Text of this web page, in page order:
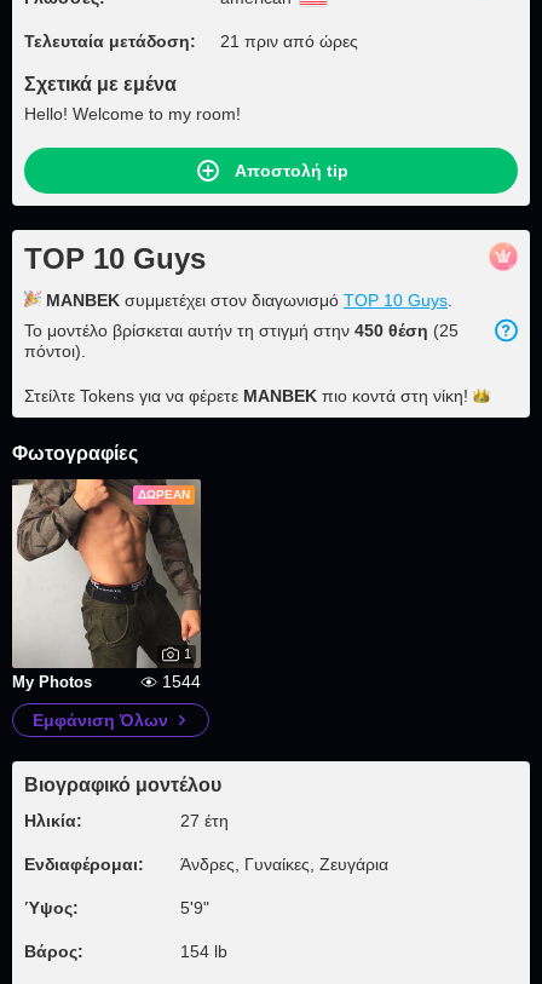
Τελευταία μετάδοση: 21 πριν από ώρες
Σχετικά με εμένα
Hello! Welcome to my room!
Αποστολή tip
TOP 10 Guys
MANBEK συμμετέχει στον διαγωνισμό TOP 10 Guys
Το μοντέλο βρίσκεται αυτήν τη στιγμή στην 450 θέση (25
πόντοι).
Στείλτε Tokens για να φέρετε MANBEK πιο κοντά στη νίκη!
Φωτογραφίες
ΔΩΡΕΆΝ
1
My Photos
1544
Εμφάνιση Όλων
Βιογραφικό μοντέλου
Ηλικία: 27 έτη
Ενδιαφέρομαι: Άνδρες, Γυναίκες, Zευγάρια
Ύψος: 5'9"
Βάρος: 154 lb